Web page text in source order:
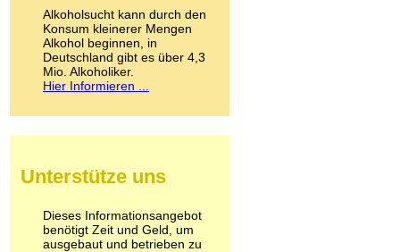
LSD
Marihuana
Medikamente
Meskalin
Metamphetamin
Methadon
Pilze
Psychopharmaka
Schlafmittel
Schmerzmittel
Alkoholsucht kann durch den
Konsum kleinerer Mengen
Alkohol beginnen, in
Deutschland gibt es über 4,3
Mio. Alkoholiker.
Hier Informieren ...
Unterstütze uns
Dieses Informationsangebot
benötigt Zeit und Geld, um
ausgebaut und betrieben zu